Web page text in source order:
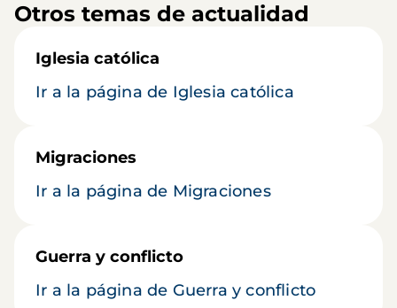
Otros temas de actualidad
Iglesia católica
Ir a la página de Iglesia católica
Migraciones
Ir a la página de Migraciones
Guerra y conflicto
Ir a la página de Guerra y conflicto